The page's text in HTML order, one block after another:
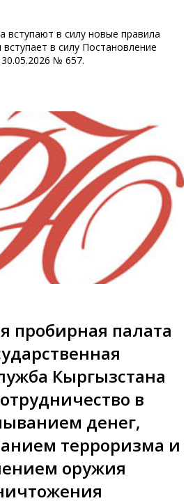
вступают в силу новые правила
в силу Постановление
№ 657.
пробирная палата
Кыргызстана
в
денег,
терроризма и
оружия